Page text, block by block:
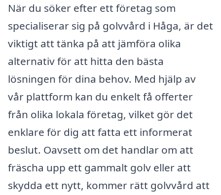
När du söker efter ett företag som
specialiserar sig på golvvård i Håga, är det
viktigt att tänka på att jämföra olika
alternativ för att hitta den bästa
lösningen för dina behov. Med hjälp av
vår plattform kan du enkelt få offerter
från olika lokala företag, vilket gör det
enklare för dig att fatta ett informerat
beslut. Oavsett om det handlar om att
fräscha upp ett gammalt golv eller att
skydda ett nytt, kommer rätt golvvård att